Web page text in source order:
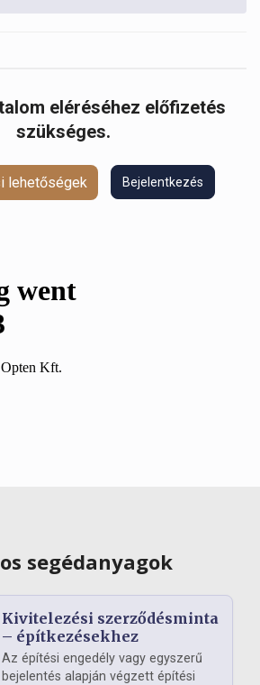
eléréséhez előfizetés
szükséges.
lehetőségek Bejelentkezés
segédanyagok
Kivitelezési szerződésminta
– építkezésekhez
Az építési engedély vagy egyszerű
bejelentés alapján végzett építési